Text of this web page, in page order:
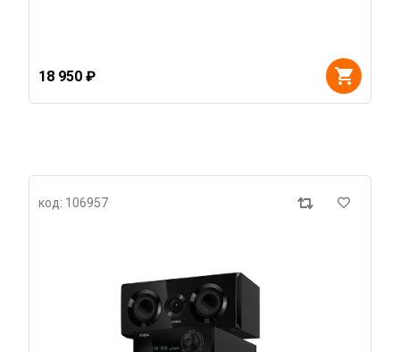
18 950 ₽
код: 106957